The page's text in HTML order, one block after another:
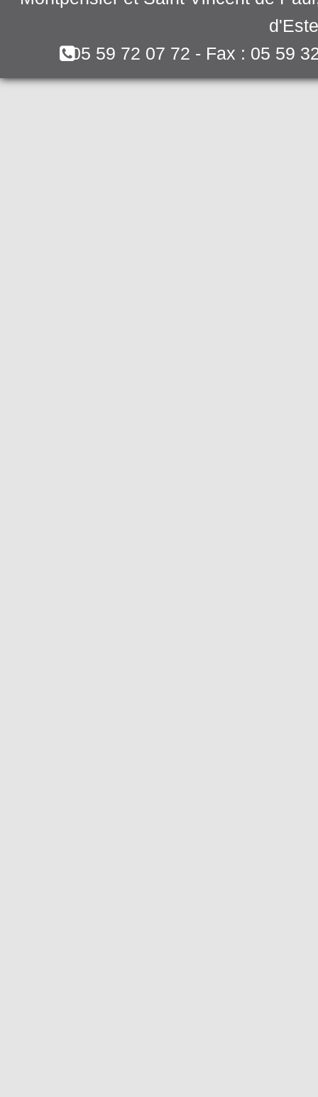
05 59 72 07 72 - Fax : 05 59